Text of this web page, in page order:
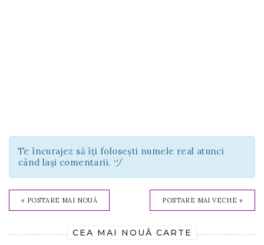
Te încurajez să îți folosești numele real atunci
când lași comentarii. ヅ
« POSTARE MAI NOUĂ POSTARE MAI VECHE »
CEA MAI NOUĂ CARTE